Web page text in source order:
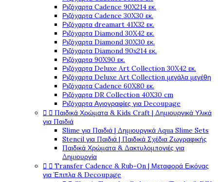
Ριζόχαρτα Cadence 90X214 εκ.
Ριζόχαρτα Cadence 30X30 εκ.
Ριζόχαρτα dreamart 41X32 εκ.
Ριζόχαρτα Diamond 30X42 εκ.
Ριζόχαρτα Diamond 30X30 εκ.
Ριζόχαρτα Diamond 90x214 εκ.
Ριζόχαρτα 90X90 εκ.
Ριζόχαρτα Deluxe Art Collection 30X42 εκ.
Ριζόχαρτα Deluxe Art Collection μεγάλα μεγέθη
Ριζόχαρτα Cadence 60X80 εκ.
Ριζόχαρτα DR Collection 40X30 cm
Ριζόχαρτα Αγιογραφίες για Decoupage
  Παιδικά Χρώματα & Kids Craft | Δημιουργικά Υλικά
για Παιδιά
Slime για Παιδιά | Δημιουργικά Aqua Slime Sets
Stencil για Παιδιά | Παιδικά Σχέδια Ζωγραφικής
Παιδικά Χρώματα & Δακτυλομπογιές για
Δημιουργία
  Transfer Cadence & Rub-On | Μεταφορά Εικόνας
για Έπιπλα & Decoupage